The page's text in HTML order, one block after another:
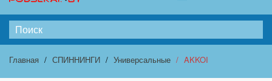
Главная СПИННИНГИ Универсальные AKKOI